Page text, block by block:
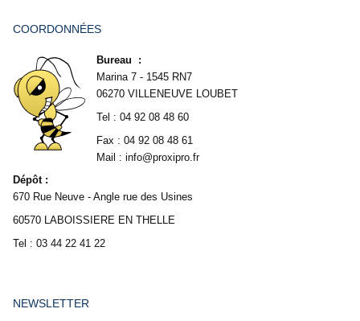
COORDONNÉES
Bureau :
Marina 7 - 1545 RN7
06270 VILLENEUVE LOUBET
Tel : 04 92 08 48 60
Fax : 04 92 08 48 61
Mail : info@proxipro.fr
Dépôt :
670 Rue Neuve - Angle rue des Usines
60570 LABOISSIERE EN THELLE
Tel : 03 44 22 41 22
NEWSLETTER